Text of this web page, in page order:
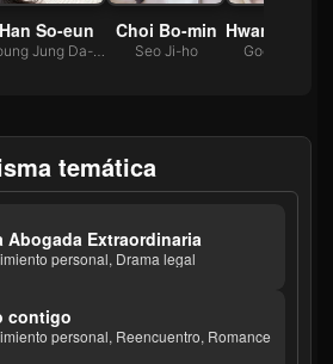
Han So-eun
Young Jung Da-jung
Choi Bo-min
Seo Ji-ho Goo Ja-sung
temática
Abogada Extraordinaria
personal, Drama legal
contigo
personal, Reencuentro, Romance